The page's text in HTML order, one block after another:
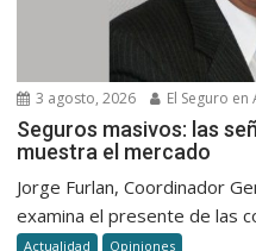
3 agosto, 2026 El Seguro en
Seguros masivos: las
muestra el mercado
Jorge Furlan, Coordinador
examina el presente de las
Actualidad Opiniones